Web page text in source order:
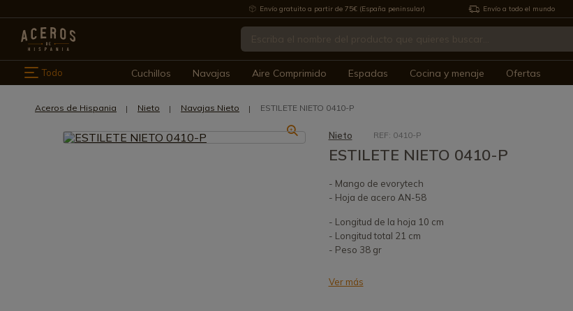
Envío gratuito a partir de 75€ (España peninsular) Envío a todo el mundo
Todo Cuchillos Navajas Aire Comprimido Espadas Cocina y menaje Ofertas
Aceros de Hispania Nieto Navajas Nieto ESTILETE NIETO 0410-P
Nieto REF: 0410-P
ESTILETE NIETO 0410-P
- Mango de evorytech
- Hoja de acero AN-58
- Longitud de la hoja 10 cm
- Longitud total 21 cm
- Peso 38 gr
Ver más